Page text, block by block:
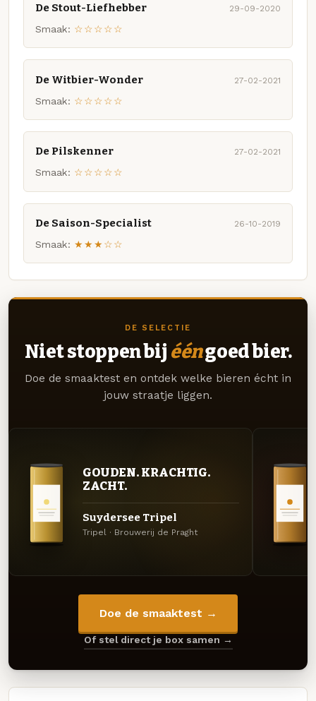
De Stout-Liefhebber 29-09-2020
Smaak: ☆☆☆☆☆
De Witbier-Wonder 27-02-2021
Smaak: ☆☆☆☆☆
De Pilskenner 27-02-2021
Smaak: ☆☆☆☆☆
De Saison-Specialist 26-10-2019
Smaak: ★★★☆☆
DE SELECTIE
Niet stoppen bij ééngoed bier.
Doe de smaaktest en ontdek welke bieren écht in
jouw straatje liggen.
GOUDEN. KRACHTIG.
ZACHT.
Suydersee Tripel
Tripel · Brouwerij de Praght
Doe de smaaktest →
Of stel direct je box samen →